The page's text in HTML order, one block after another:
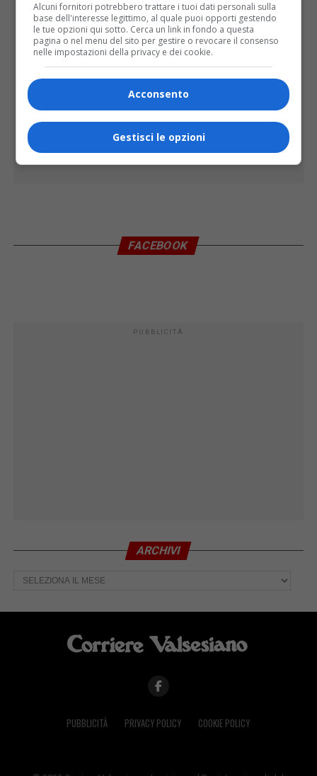
FACEBOOK
PUBBLICITÀ
ARCHIVI
Archivi
PUBBLICITÀ PRIVACY POLICY COOKIE POLICY
Alcuni fornitori potrebbero trattare i tuoi dati personali sulla
base dell'interesse legittimo, al quale puoi opporti gestendo
le tue opzioni qui sotto. Cerca un link in fondo a questa
pagina o nel menu del sito per gestire o revocare il consenso
nelle impostazioni della privacy e dei cookie.
Acconsento
Gestisci le opzioni